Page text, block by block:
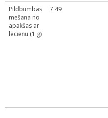
Pildbumbas
mešana no
apakšas ar
lēcienu (1 g)
7.49